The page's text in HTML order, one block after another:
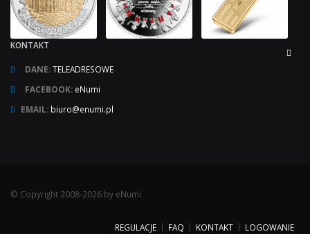
KONTAKT
DANE:TELEADRESOWE
FACEBOOK: eNumi
EMAIL: biuro@enumi.pl
© Copyright 2008-2026 by eNumi
REGULACJE FAQ KONTAKT LOGOWANIE